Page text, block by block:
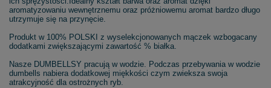
aromatyzowaniu wewnętrznemu oraz próżniowemu aromat bardzo długo
utrzymuje się na przynęcie.
Produkt w 100% POLSKI z wyselekcjonowanych mączek wzbogacany
dodatkami zwiększającymi zawartość % białka.
Nasze DUMBELLSY pracują w wodzie. Podczas przebywania w wodzie
dumbells nabiera dodatkowej miękkości czym zwieksza swoja
atrakcyjność dla ostrożnych ryb.